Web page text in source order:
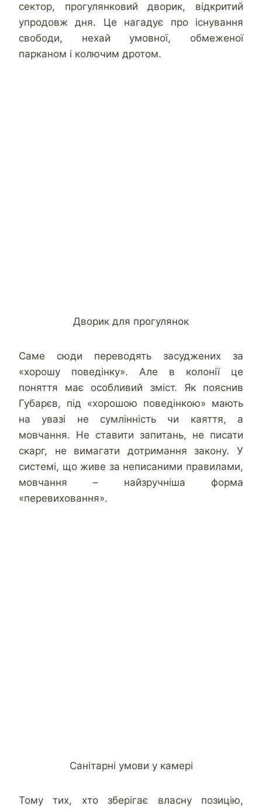
сектор, прогулянковий дворик, відкритий
упродовж дня. Це нагадує про існування
свободи, нехай умовної, обмеженої
парканом і колючим дротом.
Дворик для прогулянок
Саме сюди переводять засуджених за
«хорошу поведінку». Але в колонії це
поняття має особливий зміст. Як пояснив
Губарєв, під «хорошою поведінкою» мають
на увазі не сумлінність чи каяття, а
мовчання. Не ставити запитань, не писати
скарг, не вимагати дотримання закону. У
системі, що живе за неписаними правилами,
мовчання – найзручніша форма
«перевиховання».
Санітарні умови у камері
Тому тих, хто зберігає власну позицію,